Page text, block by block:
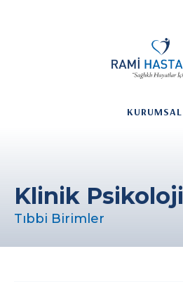
KURUMSAL
Klinik Psikoloji
Tıbbi Birimler